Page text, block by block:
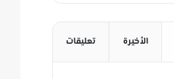
الأخيرة تعليقات